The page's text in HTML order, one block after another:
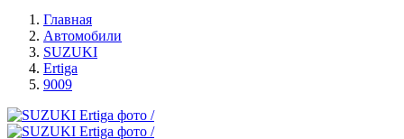
Главная
Автомобили
SUZUKI
Ertiga
9009